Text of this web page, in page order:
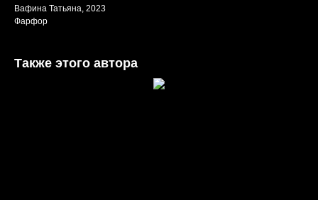
Вафина Татьяна, 2023
Фарфор
Также этого автора